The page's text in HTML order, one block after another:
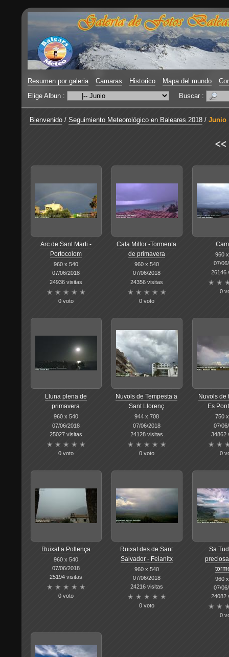
Resumen por galeria Camaras Historico Mapa del mundo
Elige Albun :
Buscar :
Bienvenido / Seguimiento Meteorológico en Baleares 2018 / Junio
<<
Arc de Sant Marti -
Portocolom
960 x 540
07/06/2018
24936 visitas
0 voto
Cala Millor -Tormenta
de primavera
960 x 540
07/06/2018
24356 visitas
0 voto
960
07/
26146
0
Lluna plena de
primavera
960 x 540
07/06/2018
25027 visitas
0 voto
Nuvols de Tempesta a
Sant Llorenç
944 x 708
07/06/2018
24128 visitas
0 voto
Nuvols de
Es
750
07/
34862
0
Ruixat a Pollença
960 x 540
07/06/2018
25194 visitas
0 voto
Ruixat des de Sant
Salvador - Felanitx
960 x 540
07/06/2018
24216 visitas
0 voto
Sa
960
07/
24082
0